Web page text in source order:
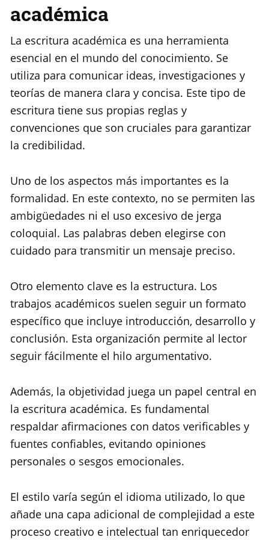
académica
La escritura académica es una herramienta
esencial en el mundo del conocimiento. Se
utiliza para comunicar ideas, investigaciones y
teorías de manera clara y concisa. Este tipo de
escritura tiene sus propias reglas y
convenciones que son cruciales para garantizar
la credibilidad.
Uno de los aspectos más importantes es la
formalidad. En este contexto, no se permiten las
ambigüedades ni el uso excesivo de jerga
coloquial. Las palabras deben elegirse con
cuidado para transmitir un mensaje preciso.
Otro elemento clave es la estructura. Los
trabajos académicos suelen seguir un formato
específico que incluye introducción, desarrollo y
conclusión. Esta organización permite al lector
seguir fácilmente el hilo argumentativo.
Además, la objetividad juega un papel central en
la escritura académica. Es fundamental
respaldar afirmaciones con datos verificables y
fuentes confiables, evitando opiniones
personales o sesgos emocionales.
El estilo varía según el idioma utilizado, lo que
añade una capa adicional de complejidad a este
proceso creativo e intelectual tan enriquecedor